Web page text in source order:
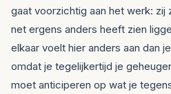
gaat voorzichtig aan het werk: zij
net ergens anders heeft zien
elkaar voelt hier anders aan dan
omdat je tegelijkertijd je
moet anticiperen op wat je